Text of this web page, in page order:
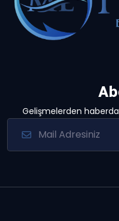
Gelişmelerden